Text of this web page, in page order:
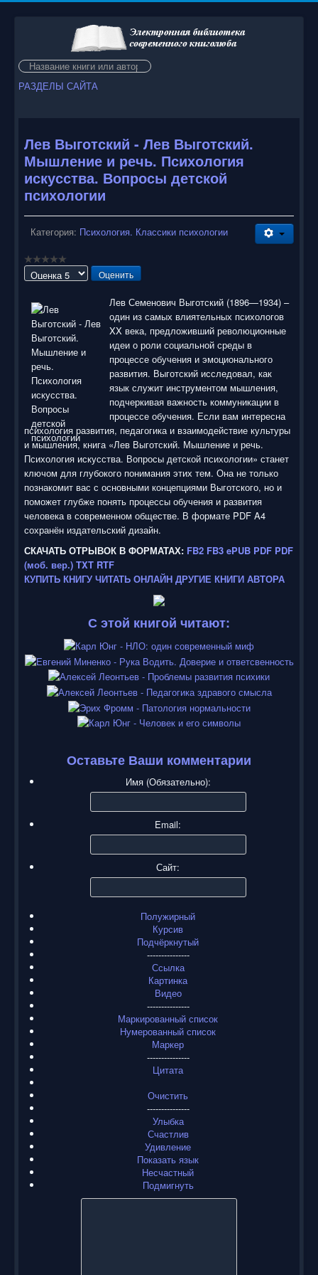
Искать...
РАЗДЕЛЫ САЙТА
Лев Выготский - Лев Выготский.
Мышление и речь. Психология
искусства. Вопросы детской
психологии
Категория: Психология. Классики психологии
Пожалуйста,
Лев Семенович Выготский (1896—1934) –
один из самых влиятельных психологов
XX века, предложивший революционные
идеи о роли социальной среды в
процессе обучения и эмоционального
развития. Выготский исследовал, как
язык служит инструментом мышления,
подчеркивая важность коммуникации в
процессе обучения. Если вам интересна
психология развития, педагогика и взаимодействие культуры
и мышления, книга «Лев Выготский. Мышление и речь.
Психология искусства. Вопросы детской психологии» станет
ключом для глубокого понимания этих тем. Она не только
познакомит вас с основными концепциями Выготского, но и
поможет глубже понять процессы обучения и развития
человека в современном обществе. В формате PDF A4
сохранён издательский дизайн.
СКАЧАТЬ ОТРЫВОК В ФОРМАТАХ: FB2 FB3 ePUB PDF PDF
(моб. вер.) TXT RTF
КУПИТЬ КНИГУ ЧИТАТЬ ОНЛАЙН ДРУГИЕ КНИГИ АВТОРА
С этой книгой читают:
Оставьте Ваши комментарии
Имя (Обязательно):
Email:
Сайт:
Полужирный
Курсив
Подчёркнутый
---------------
Ссылка
Картинка
Видео
---------------
Маркированный список
Нумерованный список
Маркер
---------------
Цитата
Очистить
---------------
Улыбка
Счастлив
Удивление
Показать язык
Несчастный
Подмигнуть